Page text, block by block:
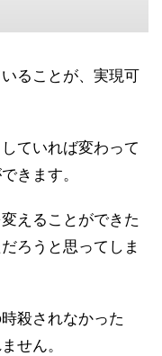
ることが、実現可
ていれば変わって
きます。
えることができた
ろうと思ってしま
殺されなかった
せん。